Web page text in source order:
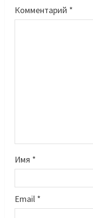
Комментарий *
Имя *
Email *